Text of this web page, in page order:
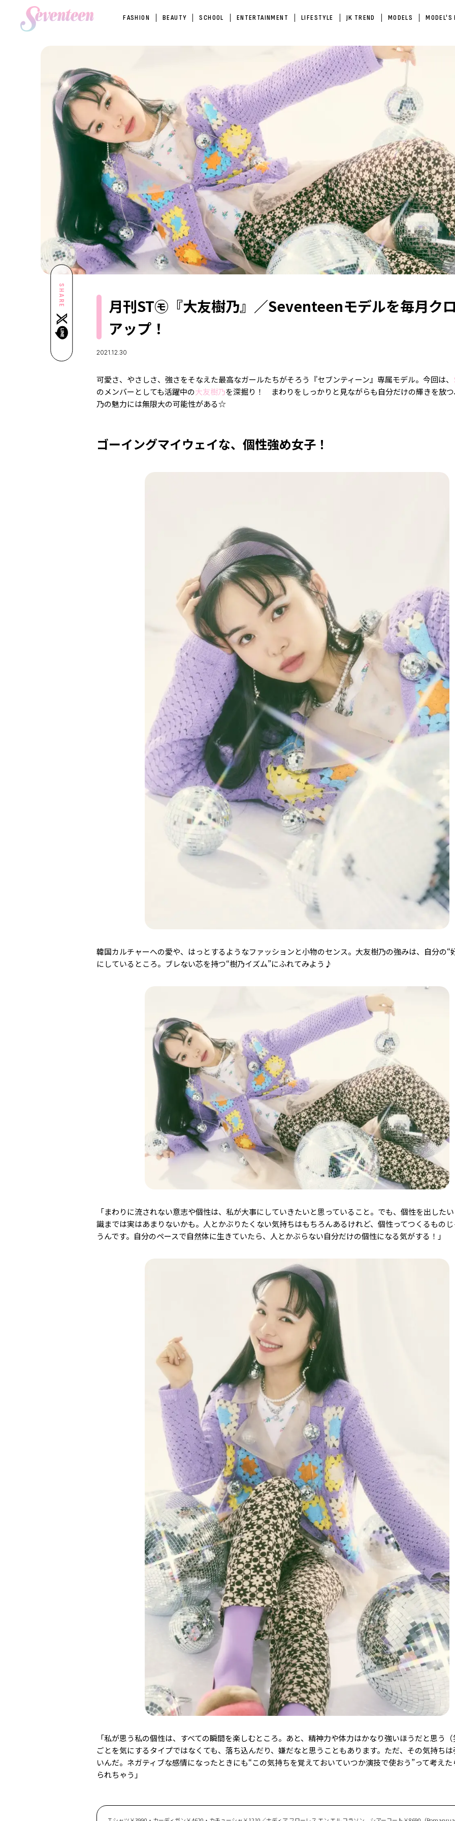
FASHION BEAUTY SCHOOL ENTERTAINMENT LIFESTYLE JK TREND MODELS MODEL'S
SHARE
月刊ST㋲『大友樹乃』／Seventeenモデルを毎月ク
アップ！
2021.12.30
可愛さ、やさしさ、強さをそなえた最高なガールたちがそろう『セブンティーン』専属モデル。今回は、
のメンバーとしても活躍中の大友樹乃を深掘り！ まわりをしっかりと見ながらも自分だけの輝きを放
乃の魅力には無限大の可能性がある☆
ゴーイングマイウェイな、個性強め女子！
韓国カルチャーへの愛や、はっとするようなファッションと小物のセンス。大友樹乃の強みは、自分の“
にしているところ。ブレない芯を持つ“樹乃イズム”にふれてみよう♪
「まわりに流されない意志や個性は、私が大事にしていきたいと思っていること。でも、個性を出した
識までは実はあまりないかも。人とかぶりたくない気持ちはもちろんあるけれど、個性ってつくるもの
うんです。自分のペースで自然体に生きていたら、人とかぶらない自分だけの個性になる気がする！」
「私が思う私の個性は、すべての瞬間を楽しむところ。あと、精神力や体力はかなり強いほうだと思う
ごとを気にするタイプではなくても、落ち込んだり、嫌だなと思うこともあります。ただ、その気持ち
いんだ。ネガティブな感情になったときにも“この気持ちを覚えておいていつか演技で使おう”って考えた
られちゃう」